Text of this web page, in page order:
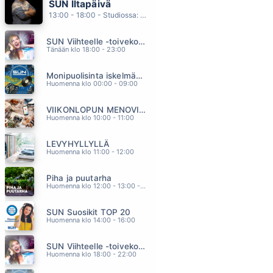
ODOTA
IRON HORSE
TÄSSÄKÖ TÄÄ OLI
KERTA VIIMEINEN
AIN T IT FUNNY
SUN Iltapäivä
13:00 - 18:00 - Studiossa: Kaisu Lämsä
SUN Viihteelle -toivekonsertti
Tänään klo 18:00 - 23:00
Monipuolisinta iskelmää ja parasta poppia
Huomenna klo 00:00 - 09:00
VIIKONLOPUN MENOVINKIT
Huomenna klo 10:00 - 11:00
LEVYHYLLYLLÄ
Huomenna klo 11:00 - 12:00
Piha ja puutarha
Huomenna klo 12:00 - 13:00 - Studiossa: Pinsiön Taimisto
SUN Suosikit TOP 20
Huomenna klo 14:00 - 16:00
SUN Viihteelle -toivekonsertti
Huomenna klo 18:00 - 22:00